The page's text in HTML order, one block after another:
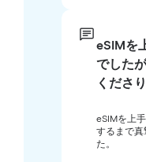
eSIMを
でした
くださ
eSIMを上
するまで真
た。